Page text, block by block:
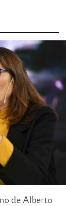
de Alberto